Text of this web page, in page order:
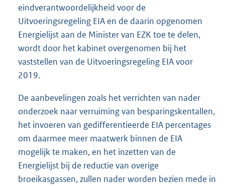
eindverantwoordelijkheid voor de
Uitvoeringsregeling EIA en de daarin opgenomen
Energielijst aan de Minister van EZK toe te delen,
wordt door het kabinet overgenomen bij het
vaststellen van de Uitvoeringsregeling EIA voor
2019.
De aanbevelingen zoals het verrichten van nader
onderzoek naar verruiming van besparingskentallen,
het invoeren van gedifferentieerde EIA percentages
om daarmee meer maatwerk binnen de EIA
mogelijk te maken, en het inzetten van de
Energielijst bij de reductie van overige
broeikasgassen, zullen nader worden bezien mede in